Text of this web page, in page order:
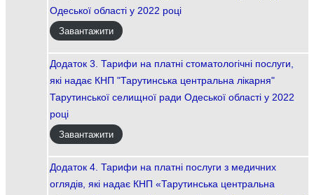
Одеської області у 2022 році
Завантажити
Додаток 3. Тарифи на платні стоматологічні послуги,
які надає КНП "Тарутинська центральна лікарня"
Тарутинської селищної ради Одеської області у 2022
році
Завантажити
Додаток 4. Тарифи на платні послуги з медичних
оглядів, які надає КНП «Тарутинська центральна